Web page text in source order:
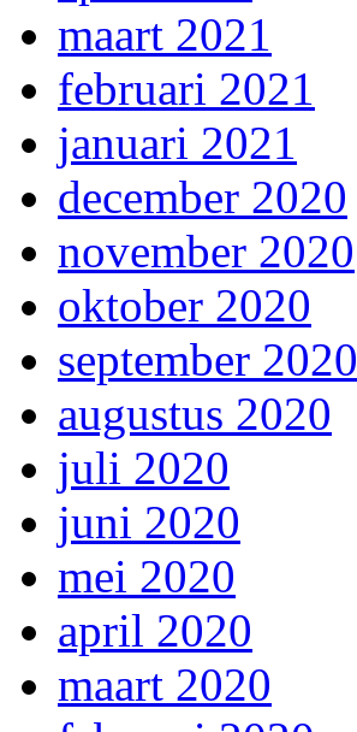
maart 2021
februari 2021
januari 2021
december 2020
november 2020
oktober 2020
september 2020
augustus 2020
juli 2020
juni 2020
mei 2020
april 2020
maart 2020